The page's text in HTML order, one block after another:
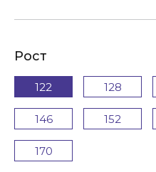
Рост
122 128
146 152
170